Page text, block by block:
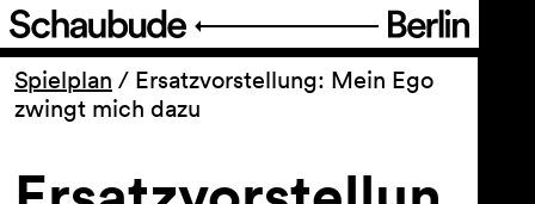
Programm
Ticket
Spielplan / Ersatzvorstellung: Mein Ego
zwingt mich dazu